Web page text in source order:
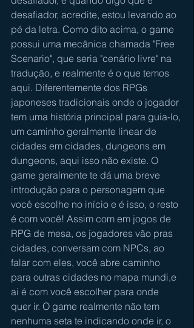
desafiador, acredite, estou levando ao
pé da letra. Como dito acima, o game
possui uma mecânica chamada "Free
Scenario", que seria "cenário livre" na
tradução, e realmente é o que temos
aqui. Diferentemente dos RPGs
japoneses tradicionais onde o jogador
tem uma história principal para guia-lo,
um caminho geralmente linear de
cidades em cidades, dungeons em
dungeons, aqui isso não existe. O
game geralmente te dá uma breve
introdução para o personagem que
você escolhe no início e é isso, o resto
é com você! Assim com em jogos de
RPG de mesa, os jogadores vão pras
cidades, conversam com NPCs, ao
falar com eles, você abre caminho
para outras cidades no mapa mundi,e
ai é com você escolher para onde
quer ir. O game realmente não tem
nenhuma seta te indicando onde ir, o